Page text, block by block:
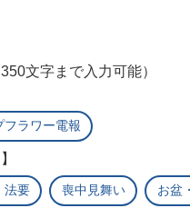
文字まで入力可能）
フラワー電報
法要 喪中見舞い お盆